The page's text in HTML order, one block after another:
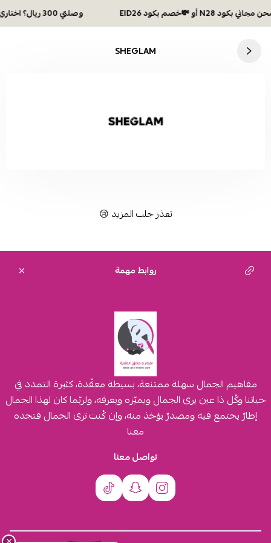
وصلتي 300 ريال؟ اختاري هديتك :🏍 شحن مجاني بكود N28 أو 💸خصم بكود EID26
SHEGLAM
تعذر جلب المزيد 😢
روابط مهمة
مفاهيم الجمال سهلة ممتنعة، بسيطة معقّدة، كثيرة التمدد في
حياتنا وكُل ذا عين يرى الجمال ويميّزه ويعرفه، ولربّما كان لهذا الجمال
إطارٌ يجتمع فيه ومصدرٌ يؤخذ منه، وإن كُنت ترى الجمال فتجده
معنا
تواصل معنا